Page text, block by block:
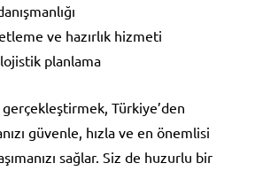
ve hazırlık hizmeti
planlama
gerçekleştirmek, Türkiye’den
güvenle, hızla ve en önemlisi
sağlar. Siz de huzurlu bir